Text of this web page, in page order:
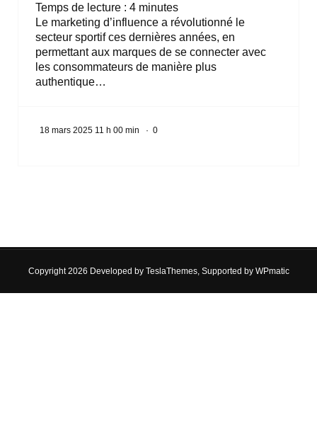
Temps de lecture : 4 minutes
Le marketing d’influence a révolutionné le
secteur sportif ces dernières années, en
permettant aux marques de se connecter avec
les consommateurs de manière plus
authentique…
18 mars 2025 11 h 00 min · 0
Copyright 2026 Developed by TeslaThemes, Supported by WPmatic